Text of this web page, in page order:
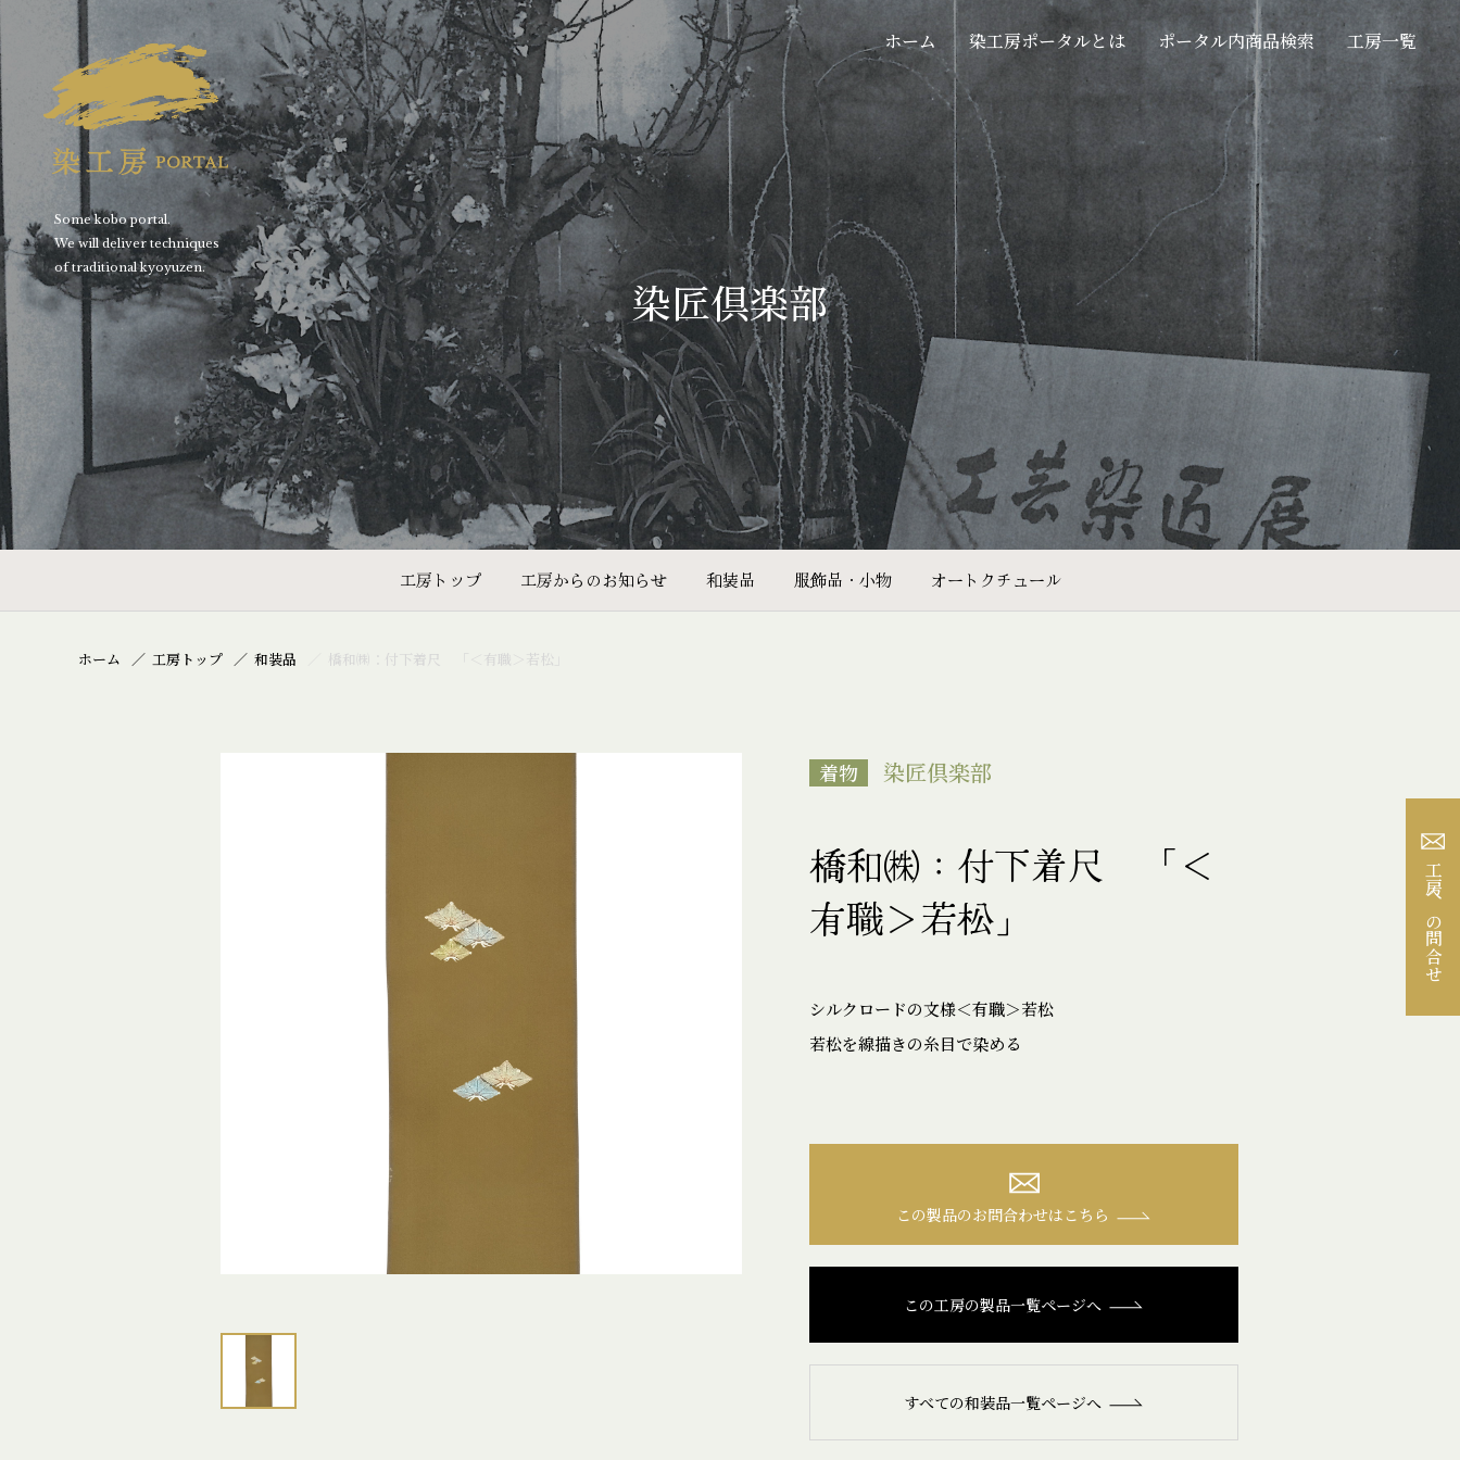
Some kobo portal.
We will deliver techniques
of traditional kyoyuzen.
ホーム 染工房ポータルとは ポータル内商品検索 工房一覧
染匠倶楽部
工房トップ 工房からのお知らせ 和装品 服飾品・小物 オートクチュール
工房への問合せ
ホーム 工房トップ 和装品 橋和㈱：付下着尺 「＜有職＞若松」
着物 染匠倶楽部
橋和㈱：付下着尺 「＜
有職＞若松」
シルクロードの文様＜有職＞若松
若松を線描きの糸目で染める
この製品のお問合わせはこちら
この工房の製品一覧ページへ
すべての和装品一覧ページへ